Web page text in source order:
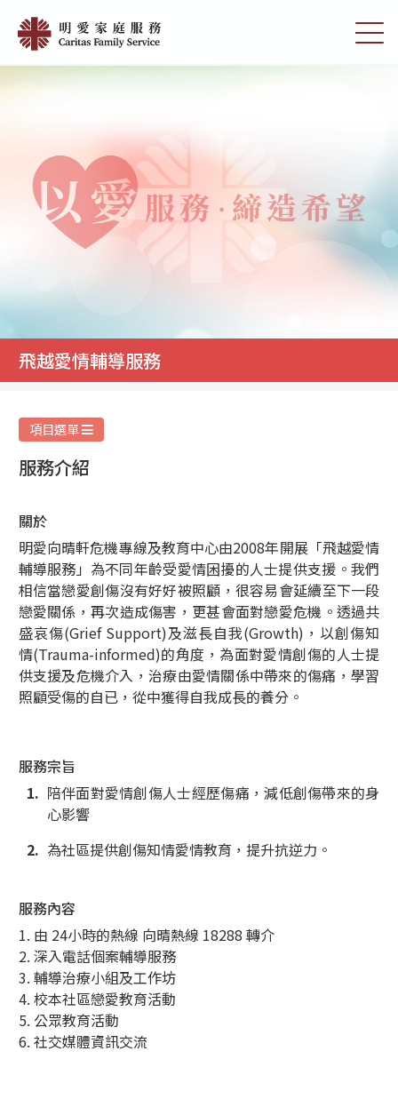
main
content
切
飛
愛
輔
導
服
務
庭
服
飛越愛情輔導服務
項目選單
服務介紹
關於
明愛向晴軒危機專線及教育中心由2008年開展「飛越愛情
輔導服務」為不同年齡受愛情困擾的人士提供支援。 我們
相信當戀愛創傷沒有好好被照顧，很容易會延續至下一段
戀愛關係，再次造成傷害，更甚會面對戀愛危機。透過共
盛哀傷(Grief Support)及滋長自我(Growth)，以創傷知
情(Trauma-informed)的角度，為面對愛情創傷的人士提
供支援及危機介入，治療由愛情關係中帶來的傷痛，學習
照顧受傷的自已，從中獲得自我成長的養分。
服務宗旨
陪伴面對愛情創傷人士經歷傷痛，減低創傷帶來的身
心影響
為社區提供創傷知情愛情教育，提升抗逆力。
服務內容
1. 由 24小時的熱線 向晴熱線 18288 轉介
2. 深入電話個案輔導服務
3. 輔導治療小組及工作坊
4. 校本社區戀愛教育活動
5. 公眾教育活動
6. 社交媒體資訊交流